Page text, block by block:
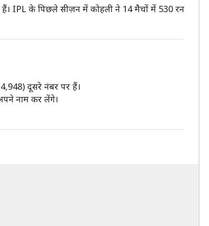
हैं। IPL के पिछले सीज़न में कोहली ने 14 मैचों में 530 रन
दूसरे नंबर पर हैं।
नाम कर लेंगे।